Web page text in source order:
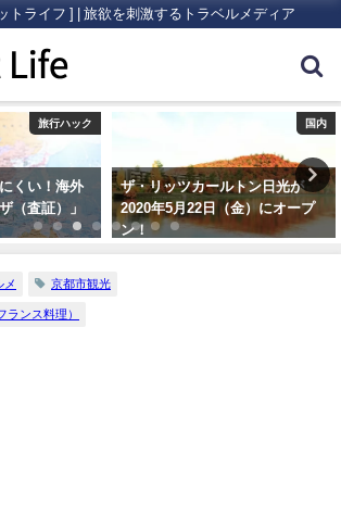
トライフ ] | 旅欲を刺激するトラベルメディア
旅行ハック
くい！海外
（査証）」
国内
ザ・リッツカールトン日光が
2020年5月22日（金）にオープ
ン！
メ 京都市観光
ランス料理）